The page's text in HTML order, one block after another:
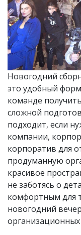
Новогодний
это удобный
команде
сложной
подходит, если
компании,
корпоратив для
продуманную
красивое
не заботясь о
комфортным для
новогодний
организационных